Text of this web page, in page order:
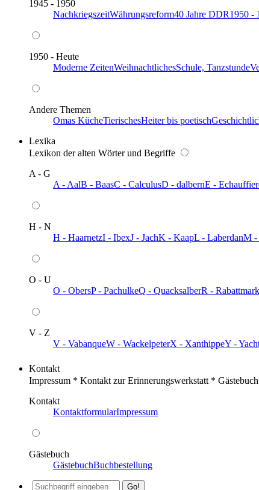
1945 - 1950
NachkriegszeitWährungsreform40 Jahre DDR1950 -
1950 - Heute
Moderne ZeitenWeihnachtlichesSchule, Tanzstunde
Andere Themen
Omas KücheTierischesHeiter bis poetisch
Lexika
Lexikon der alten Wörter und Begriffe
A - G
A - AalB - BaasC - CalculusD - dalbernE -
H - N
H - HaarnetzI - IbexJ - JachK - KaapL - LaberdanM -
O - U
O - ObersP - PachulkeQ - QuacksalberR -
V - Z
V - VabanqueW - WackelpeterX - XanthippeY -
Kontakt
Impressum * Kontakt zur Erinnerungswerkstatt * Gästebuch
Kontakt
KontaktformularImpressum
Gästebuch
GästebuchBuchbestellung